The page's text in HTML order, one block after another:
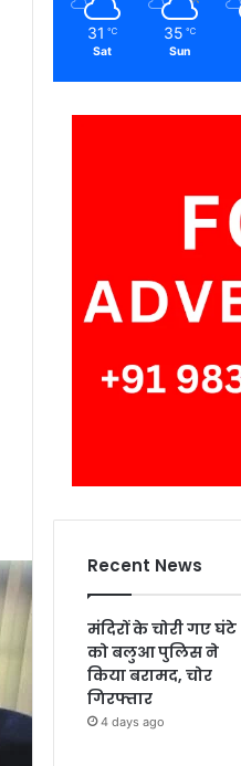
31 ℃
Sat
35 ℃
Sun
Recent News
मंदिरों के चोरी गए घंटे
को बलुआ पुलिस ने
किया बरामद, चोर
गिरफ्तार
4 days ago